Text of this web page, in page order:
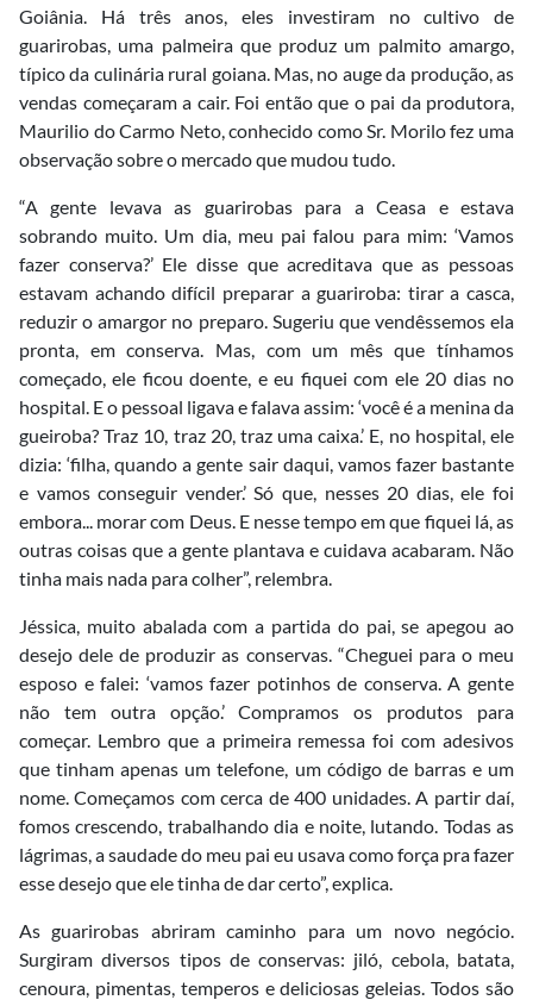
Goiânia. Há três anos, eles investiram no cultivo de
guarirobas, uma palmeira que produz um palmito amargo,
típico da culinária rural goiana. Mas, no auge da produção, as
vendas começaram a cair. Foi então que o pai da produtora,
Maurilio do Carmo Neto, conhecido como Sr. Morilo fez uma
observação sobre o mercado que mudou tudo.
“A gente levava as guarirobas para a Ceasa e estava
sobrando muito. Um dia, meu pai falou para mim: ‘Vamos
fazer conserva?’ Ele disse que acreditava que as pessoas
estavam achando difícil preparar a guariroba: tirar a casca,
reduzir o amargor no preparo. Sugeriu que vendêssemos ela
pronta, em conserva. Mas, com um mês que tínhamos
começado, ele ficou doente, e eu fiquei com ele 20 dias no
hospital. E o pessoal ligava e falava assim: ‘você é a menina da
gueiroba? Traz 10, traz 20, traz uma caixa.’ E, no hospital, ele
dizia: ‘filha, quando a gente sair daqui, vamos fazer bastante
e vamos conseguir vender.’ Só que, nesses 20 dias, ele foi
embora... morar com Deus. E nesse tempo em que fiquei lá, as
outras coisas que a gente plantava e cuidava acabaram. Não
tinha mais nada para colher”, relembra.
Jéssica, muito abalada com a partida do pai, se apegou ao
desejo dele de produzir as conservas. “Cheguei para o meu
esposo e falei: ‘vamos fazer potinhos de conserva. A gente
não tem outra opção.’ Compramos os produtos para
começar. Lembro que a primeira remessa foi com adesivos
que tinham apenas um telefone, um código de barras e um
nome. Começamos com cerca de 400 unidades. A partir daí,
fomos crescendo, trabalhando dia e noite, lutando. Todas as
lágrimas, a saudade do meu pai eu usava como força pra fazer
esse desejo que ele tinha de dar certo”, explica.
As guarirobas abriram caminho para um novo negócio.
Surgiram diversos tipos de conservas: jiló, cebola, batata,
cenoura, pimentas, temperos e deliciosas geleias. Todos são